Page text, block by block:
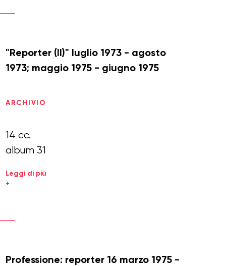
"Reporter (II)" luglio 1973 - agosto
1973; maggio 1975 - giugno 1975
ARCHIVIO
14 cc.
album 31
Leggi di più
+
Professione: reporter 16 marzo 1975 -